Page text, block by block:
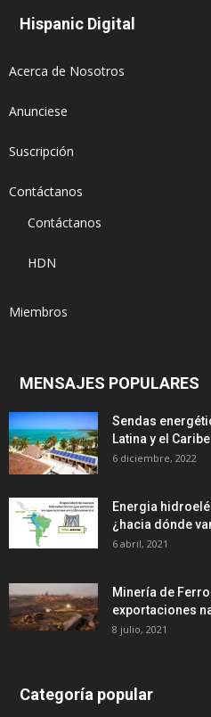
Hispanic Digital
Acerca de Nosotros
Anunciese
Suscripción
Contáctanos
Contáctanos
HDN
Miembros
MENSAJES POPULARES
Sendas
Latina y el Caribe
6 diciembre, 2022
Energia
¿hacia dónde
6 abril, 2021
Minería de
exportaciones
8 julio, 2021
Categoría popular